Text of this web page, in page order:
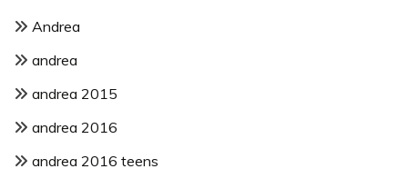
Andrea
andrea
andrea 2015
andrea 2016
andrea 2016 teens